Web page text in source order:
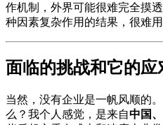
作机制，外界可能很难完全摸
种因素复杂作用的结果，很难
面临的挑战和它的应
当然，没有企业是一帆风顺的
么？我个人感觉，是来自中国